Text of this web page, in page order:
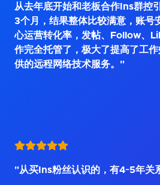
从去年底开始和老板合作Ins群控
3个月，结果整体比较满意，账号
心运营转化率，发帖、Follow、
作完全托管了，极大了提高了工
供的远程网络技术服务。"
"从买Ins粉丝认识的，有4~5年关